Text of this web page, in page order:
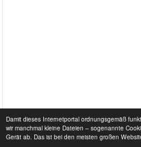
Damit dieses Internetportal ordnungsgemäß
wir manchmal kleine Dateien – sogenannte
Gerät ab. Das ist bei den meisten großen